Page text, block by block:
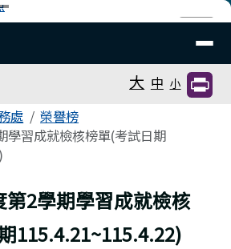
全球資訊網
大 中 小
處
榮譽榜
學習成就檢核榜單(考試日期
第2學期學習成就檢核
115.4.21~115.4.22)